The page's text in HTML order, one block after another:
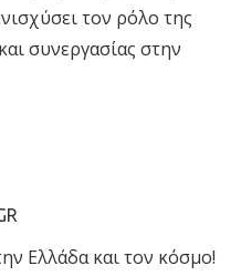
τον ρόλο της
συνεργασίας στην
Ελλάδα και τον κόσμο!